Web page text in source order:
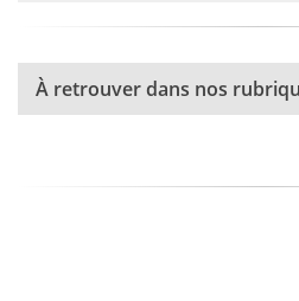
À retrouver dans nos